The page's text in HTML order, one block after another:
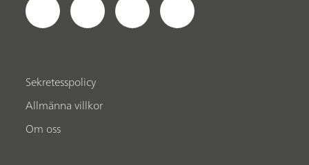
Sekretesspolicy
Allmänna villkor
Om oss